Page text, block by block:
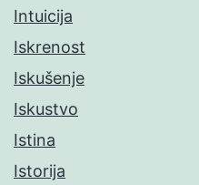
Intuicija
Iskrenost
Iskušenje
Iskustvo
Istina
Istorija